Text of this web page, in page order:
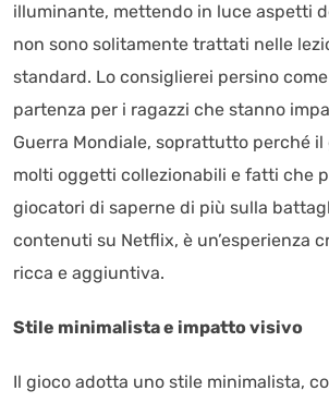
illuminante, mettendo in luce aspetti
non sono solitamente trattati nelle
standard. Lo consiglierei persino
partenza per i ragazzi che stanno
Guerra Mondiale, soprattutto perché
molti oggetti collezionabili e fatti che
giocatori di saperne di più sulla
contenuti su Netflix, è un’esperienza
ricca e aggiuntiva.
Stile minimalista e impatto visivo
Il gioco adotta uno stile minimalista,